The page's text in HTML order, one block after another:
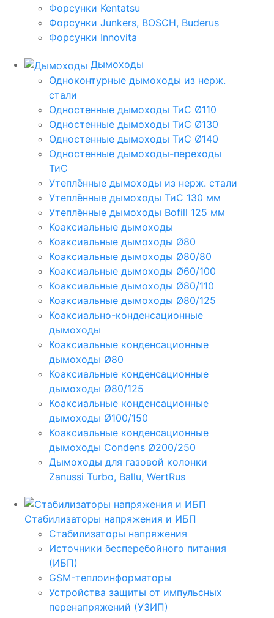
Форсунки Kentatsu
Форсунки Junkers, BOSCH, Buderus
Форсунки Innovita
Дымоходы
Одноконтурные дымоходы из нерж.
стали
Одностенные дымоходы ТиС Ø110
Одностенные дымоходы ТиС Ø130
Одностенные дымоходы ТиС Ø140
Одностенные дымоходы-переходы
ТиС
Утеплённые дымоходы из нерж. стали
Утеплённые дымоходы ТиС 130 мм
Утеплённые дымоходы Bofill 125 мм
Коаксиальные дымоходы
Коаксиальные дымоходы Ø80
Коаксиальные дымоходы Ø80/80
Коаксиальные дымоходы Ø60/100
Коаксиальные дымоходы Ø80/110
Коаксиальные дымоходы Ø80/125
Коаксиально-конденсационные
дымоходы
Коаксиальные конденсационные
дымоходы Ø80
Коаксиальные конденсационные
дымоходы Ø80/125
Коаксиальные конденсационные
дымоходы Ø100/150
Коаксиальные конденсационные
дымоходы Condens Ø200/250
Дымоходы для газовой колонки
Zanussi Turbo, Ballu, WertRus
Стабилизаторы напряжения и ИБП
Стабилизаторы напряжения
Источники бесперебойного питания
(ИБП)
GSM-теплоинформаторы
Устройства защиты от импульсных
перенапряжений (УЗИП)